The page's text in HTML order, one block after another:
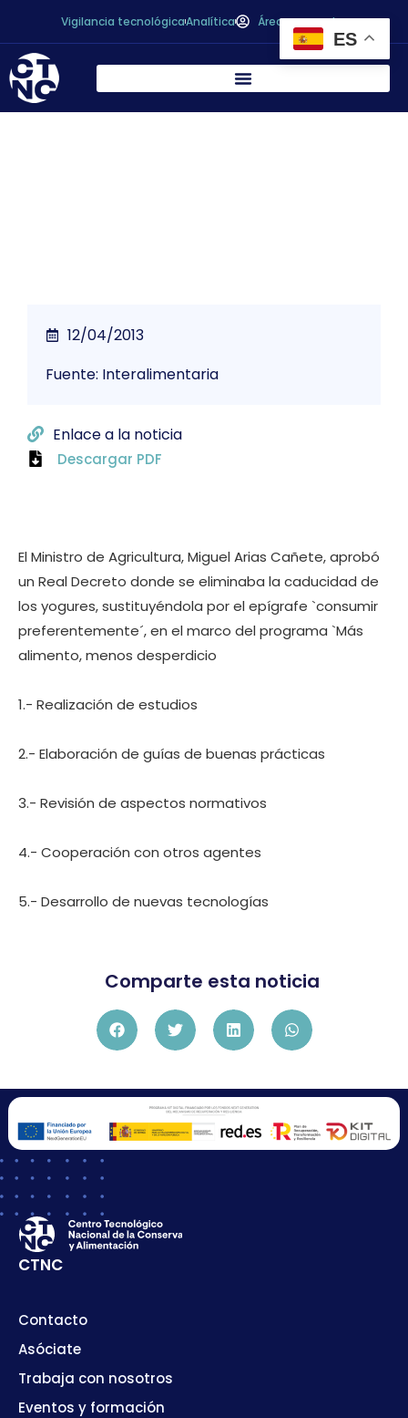
Vigilancia tecnológicaAnalítica Área personal
El Ministro de Agricultura, Miguel Arias Cañete, aprobó
un Real Decreto donde se eliminaba la caducidad de
los yogures, sustituyéndola por el epígrafe `consumir
preferentemente´, en el marco del programa `Más
alimento, menos desperdicio
1.- Realización de estudios
2.- Elaboración de guías de buenas prácticas
3.- Revisión de aspectos normativos
4.- Cooperación con otros agentes
5.- Desarrollo de nuevas tecnologías
12/04/2013
Fuente: Interalimentaria
Enlace a la noticia
Descargar PDF
Comparte esta noticia
CTNC
Contacto
Asóciate
Trabaja con nosotros
Eventos y formación
ES